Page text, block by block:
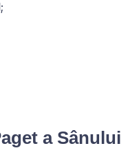
a Sânului